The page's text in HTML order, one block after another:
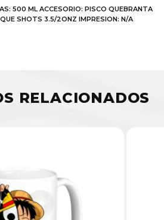
500 ML ACCESORIO: PISCO QUEBRANTA
SHOTS 3.5/2ONZ IMPRESION: N/A
RELACIONADOS